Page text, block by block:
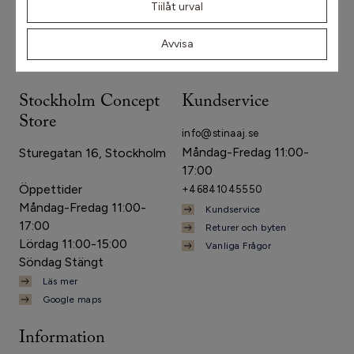
Tiilåt urval
Avvisa
114 36 Stockholm
Stockholm Concept
Store
Sturegatan 16, Stockholm
Öppettider
Måndag-Fredag 11:00-
17:00
Lördag 11:00-15:00
Söndag Stängt
Läs mer
Google maps
Kundservice
info@stinaaj.se
Måndag-Fredag 11:00-
17:00
+46841045550
Kundservice
Returer och byten
Vanliga Frågor
Information